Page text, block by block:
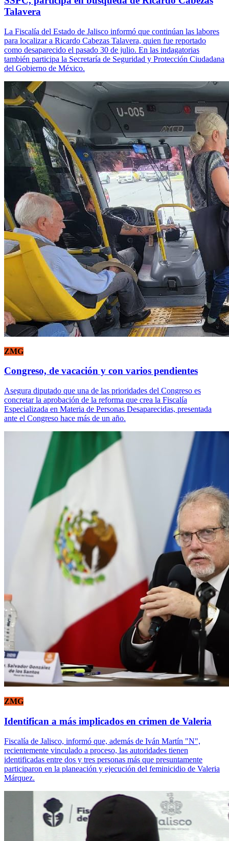
Talavera
La Fiscalía del Estado de Jalisco informó que continúan las labores
para localizar a Ricardo Cabezas Talavera, quien fue reportado
como desaparecido el pasado 30 de julio. En las indagatorias
también participa la Secretaría de Seguridad y Protección Ciudadana
del Gobierno de México.
ZMG
Congreso, de vacación y con varios pendientes
Asegura diputado que una de las prioridades del Congreso es
concretar la aprobación de la reforma que crea la Fiscalía
Especializada en Materia de Personas Desaparecidas, presentada
ante el Congreso hace más de un año.
ZMG
Identifican a más implicados en crimen de Valeria
Fiscalía de Jalisco, informó que, además de Iván Martín "N",
recientemente vinculado a proceso, las autoridades tienen
identificadas entre dos y tres personas más que presuntamente
participaron en la planeación y ejecución del feminicidio de Valeria
Márquez.